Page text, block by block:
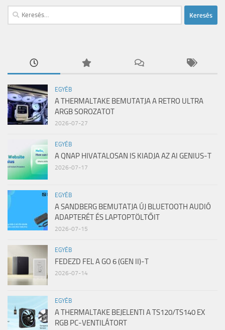
Keresés:
EGYÉB
A THERMALTAKE BEMUTATJA A RETRO ULTRA
ARGB SOROZATOT
2026-07-27
EGYÉB
A QNAP HIVATALOSAN IS KIADJA AZ AI GENIUS-T
2026-07-17
EGYÉB
A SANDBERG BEMUTATJA ÚJ BLUETOOTH AUDIÓ
ADAPTERÉT ÉS LAPTOPTÖLTŐIT
2026-07-15
EGYÉB
FEDEZD FEL A GO 6 (GEN II)-T
2026-07-14
EGYÉB
A THERMALTAKE BEJELENTI A TS120/TS140 EX
RGB PC-VENTILÁTORT